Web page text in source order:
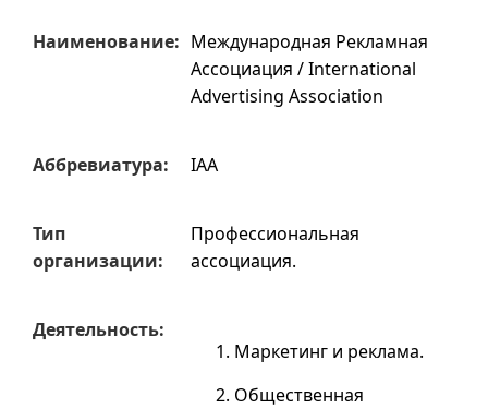
Наименование: Международная Рекламная
Ассоциация / International
Advertising Association
Аббревиатура: IAA
Тип
организации:
Профессиональная
ассоциация.
Деятельность:
Маркетинг и реклама.
Общественная